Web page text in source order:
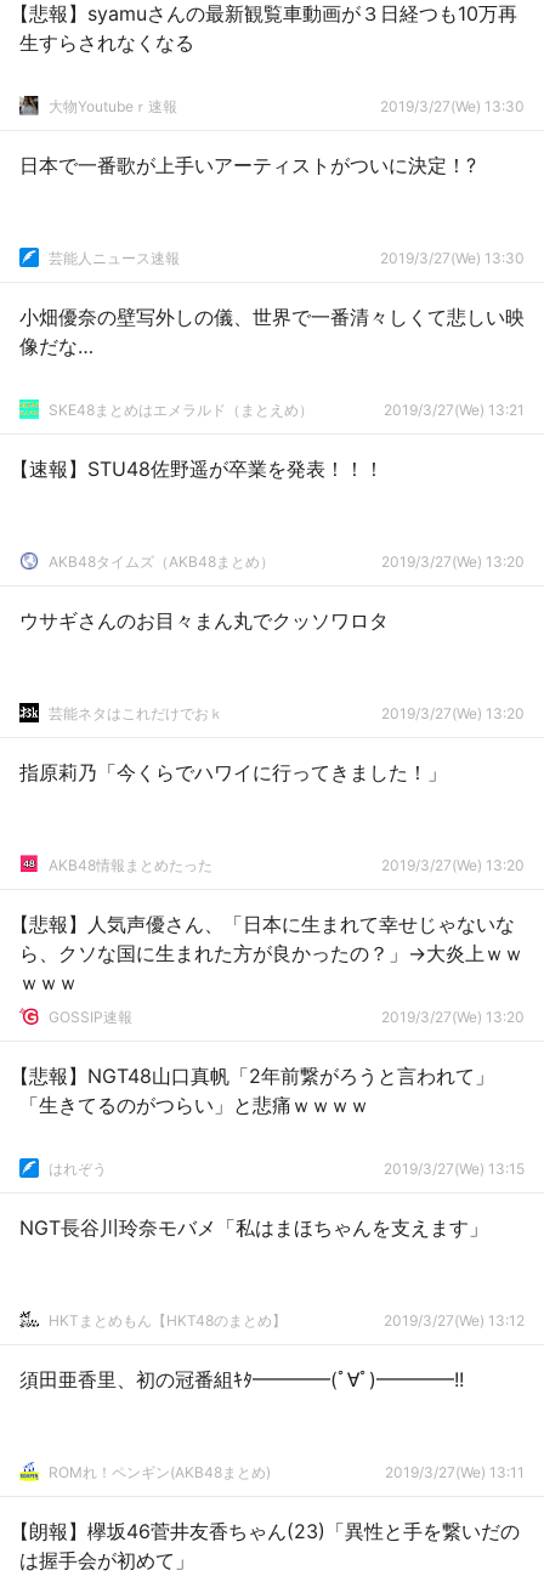
【悲報】syamuさんの最新観覧車動画が３日経つも10万再
生すらされなくなる
大物Youtubeｒ速報 2019/3/27(We) 13:30
日本で一番歌が上手いアーティストがついに決定！?
芸能人ニュース速報 2019/3/27(We) 13:30
小畑優奈の壁写外しの儀、世界で一番清々しくて悲しい映
像だな…
SKE48まとめはエメラルド（まとえめ） 2019/3/27(We) 13:21
【速報】STU48佐野遥が卒業を発表！！！
AKB48タイムズ（AKB48まとめ） 2019/3/27(We) 13:20
ウサギさんのお目々まん丸でクッソワロタ
芸能ネタはこれだけでおｋ 2019/3/27(We) 13:20
指原莉乃「今くらでハワイに行ってきました！」
AKB48情報まとめたった 2019/3/27(We) 13:20
【悲報】人気声優さん、「日本に生まれて幸せじゃないな
ら、クソな国に生まれた方が良かったの？」→大炎上ｗｗ
ｗｗｗ
GOSSIP速報 2019/3/27(We) 13:20
【悲報】NGT48山口真帆「2年前繋がろうと言われて」
「生きてるのがつらい」と悲痛ｗｗｗｗ
はれぞう 2019/3/27(We) 13:15
NGT長谷川玲奈モバメ「私はまほちゃんを支えます」
HKTまとめもん【HKT48のまとめ】 2019/3/27(We) 13:12
須田亜香里、初の冠番組ｷﾀ━━━━(ﾟ∀ﾟ)━━━━!!
ROMれ！ペンギン(AKB48まとめ) 2019/3/27(We) 13:11
【朗報】欅坂46菅井友香ちゃん(23)「異性と手を繋いだの
は握手会が初めて」